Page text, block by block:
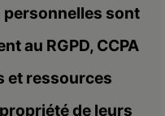
personnelles sont
au RGPD, CCPA
et ressources
de leurs